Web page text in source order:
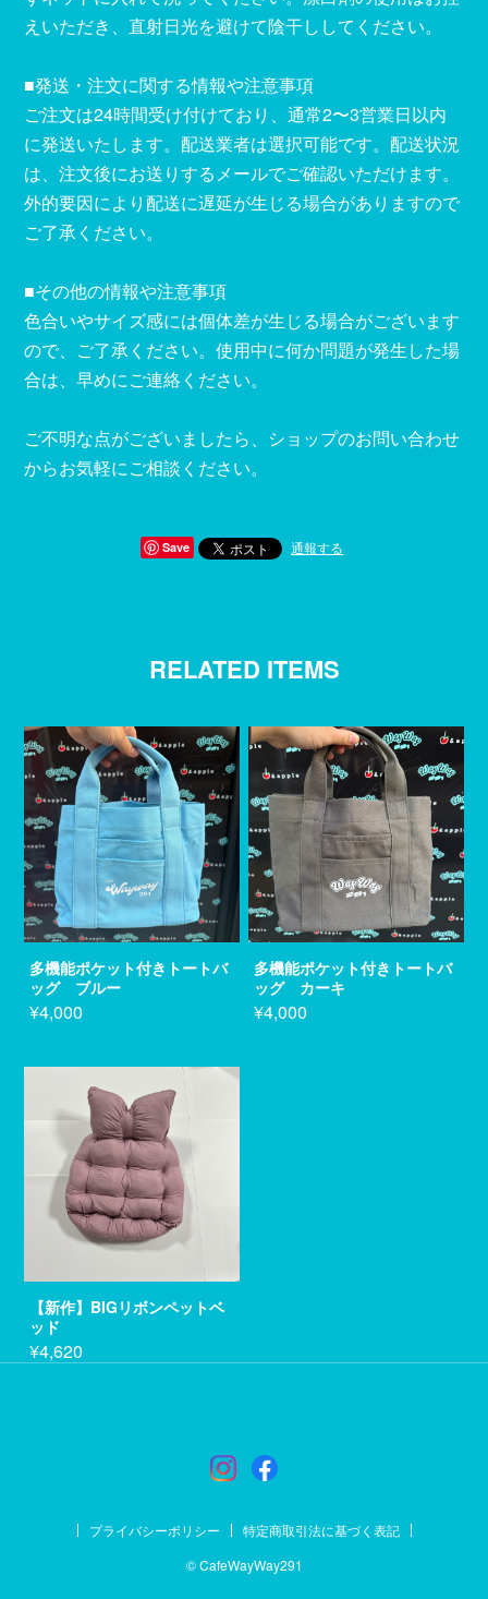
えいただき、直射日光を避けて陰干ししてください。
■発送・注文に関する情報や注意事項
ご注文は24時間受け付けており、通常2〜3営業日以内
に発送いたします。配送業者は選択可能です。配送状況
は、注文後にお送りするメールでご確認いただけます。
外的要因により配送に遅延が生じる場合がありますので
ご了承ください。
■その他の情報や注意事項
色合いやサイズ感には個体差が生じる場合がございます
ので、ご了承ください。使用中に何か問題が発生した場
合は、早めにご連絡ください。
ご不明な点がございましたら、ショップのお問い合わせ
からお気軽にご相談ください。
Save 通報する
RELATED ITEMS
多機能ポケット付きトートバ
ッグ ブルー
¥4,000
多機能ポケット付きトートバ
ッグ カーキ
¥4,000
【新作】BIGリボンペットベ
ッド
¥4,620
プライバシーポリシー
特定商取引法に基づく表記
© CafeWayWay291